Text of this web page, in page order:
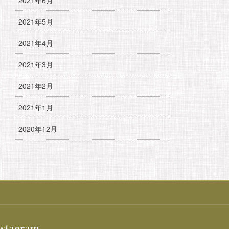
2021年5月
2021年4月
2021年3月
2021年2月
2021年1月
2020年12月